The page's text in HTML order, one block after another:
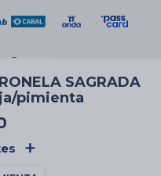
SAGRADA
pimienta